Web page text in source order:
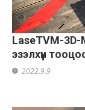
LaseTVM-3D-
эзэлхүүн
2022.9.9